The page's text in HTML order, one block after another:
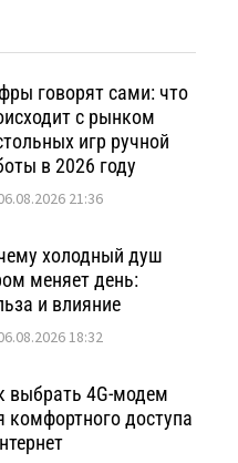
говорят сами: что
с рынком
игр ручной
в 2026 году
21:36
холодный душ
меняет день:
и влияние
18:32
выбрать 4G-модем
комфортного доступа